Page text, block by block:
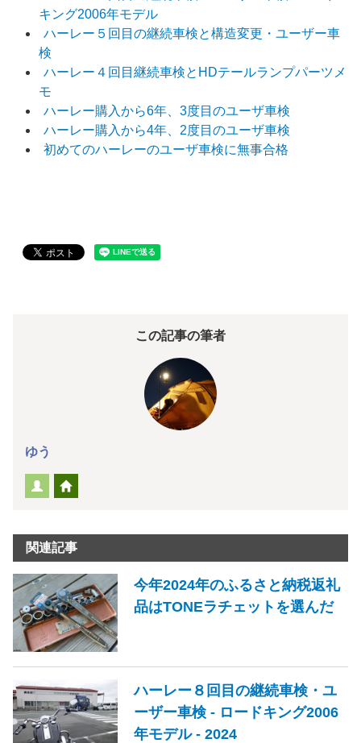
キング2006年モデル
ハーレー５回目の継続車検と構造変更・ユーザー車
検
ハーレー４回目継続車検とHDテールランプパーツメ
モ
ハーレー購入から6年、3度目のユーザ車検
ハーレー購入から4年、2度目のユーザ車検
初めてのハーレーのユーザ車検に無事合格
この記事の筆者
ゆう
関連記事
今年2024年のふるさと納税返礼
品はTONEラチェットを選んだ
ハーレー８回目の継続車検・ユ
ーザー車検 - ロードキング2006
年モデル - 2024